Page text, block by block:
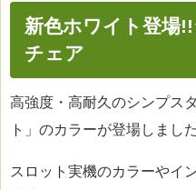
新色ホワイト登場
チェア
高強度・高耐久のシンプス
ト」のカラーが登場しまし
スロット実機のカラーやイ